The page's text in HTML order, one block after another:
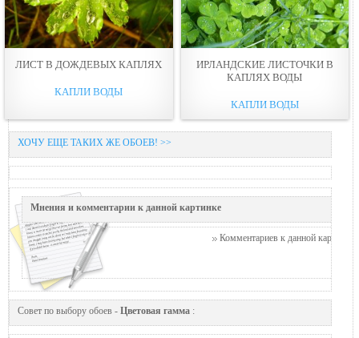
ЛИСТ В ДОЖДЕВЫХ КАПЛЯХ
КАПЛИ ВОДЫ
ИРЛАНДСКИЕ ЛИСТОЧКИ В
КАПЛЯХ ВОДЫ
КАПЛИ ВОДЫ
ХОЧУ ЕЩЕ ТАКИХ ЖЕ ОБОЕВ! >>
Мнения и комментарии к данной картинке
Комментариев к данной картинке
Совет по выбору обоев - Цветовая гамма :